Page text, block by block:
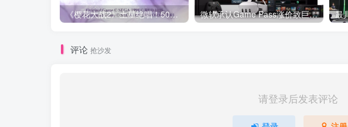
《樱花大战2》土星绝唱！50万销量背后竟是机甲与玫瑰的终极浪漫 微软承认Game Pass涨价致巨量用户流失 随后紧急回调价格
评论 抢沙发
请登录后发表评论